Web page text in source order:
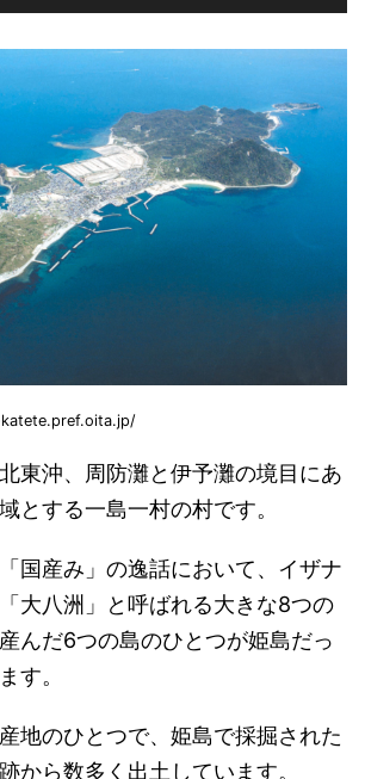
東沖、周防灘と伊予灘の境目にあ
とする一島一村の村です。
国産み」の逸話において、イザナ
大八洲」と呼ばれる大きな8つの
んだ6つの島のひとつが姫島だっ
す。
地のひとつで、姫島で採掘された
から数多く出土しています。